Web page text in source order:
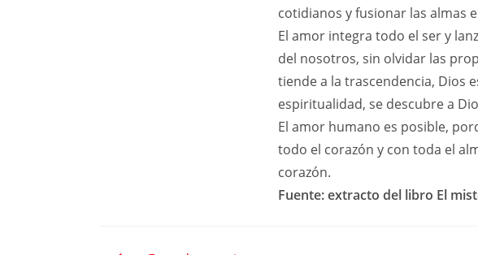
cotidianos y fusionar las almas
El amor integra todo el ser y
del nosotros, sin olvidar las
tiende a la trascendencia, Dios
espiritualidad, se descubre a
El amor humano es posible,
todo el corazón y con toda el
corazón.
Fuente: extracto del libro El